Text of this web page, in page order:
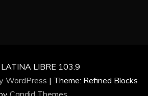
LATINA LIBRE 103.9
WordPress | Theme: Refined Blocks
Candid Themes